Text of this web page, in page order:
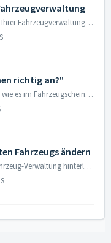
Sollten Sie ein fremdes Kennzeichen in Ihrer Fahrzeugverwaltung auffinden (z. B. T5678456 oder TT56784567) handelt es sich hierbei üblicherweise um ein Plat...
richtig an?"
Geben Sie Ihr Kennzeichen bitte so an, wie es im Fahrzeugschein und auf dem Kennzeichenschild steht. Bindestriche und Leerzeichen können Sie gerne angeb...
Fahrzeugs ändern
Sobald Sie ein Kennzeichen in Ihrer Fahrzeug-Verwaltung hinterlegt haben, kann dieses kein zweites Mal hinterlegt werden. Sollten sich die Daten Ihres F...